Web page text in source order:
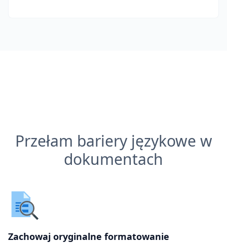
Przełam bariery językowe w
dokumentach
Zachowaj oryginalne formatowanie